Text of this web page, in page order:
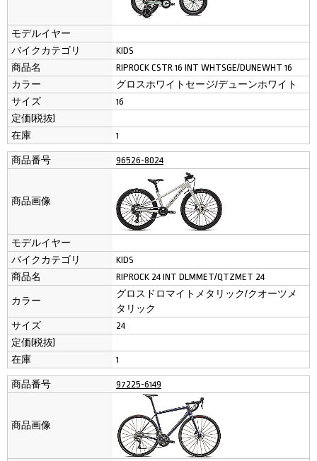
モデルイヤー
バイクカテゴリ
KIDS
商品名
RIPROCK CSTR 16 INT WHTSGE/DUNEWHT 16
カラー
グロスホワイトセージ/デューンホワイト
サイズ
16
定価(税抜)
在庫
1
商品番号 96526-8024
商品画像
モデルイヤー
バイクカテゴリ
KIDS
商品名
RIPROCK 24 INT DLMMET/QTZMET 24
カラー
グロスドロマイトメタリック/クオーツメ
タリック
サイズ
24
定価(税抜)
在庫
1
商品番号 97225-6149
商品画像